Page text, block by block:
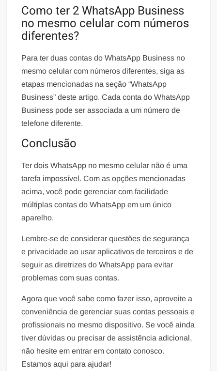
Como ter 2 WhatsApp Business
no mesmo celular com números
diferentes?
Para ter duas contas do WhatsApp Business no
mesmo celular com números diferentes, siga as
etapas mencionadas na seção “WhatsApp
Business” deste artigo. Cada conta do WhatsApp
Business pode ser associada a um número de
telefone diferente.
Conclusão
Ter dois WhatsApp no mesmo celular não é uma
tarefa impossível. Com as opções mencionadas
acima, você pode gerenciar com facilidade
múltiplas contas do WhatsApp em um único
aparelho.
Lembre-se de considerar questões de segurança
e privacidade ao usar aplicativos de terceiros e de
seguir as diretrizes do WhatsApp para evitar
problemas com suas contas.
Agora que você sabe como fazer isso, aproveite a
conveniência de gerenciar suas contas pessoais e
profissionais no mesmo dispositivo. Se você ainda
tiver dúvidas ou precisar de assistência adicional,
não hesite em entrar em contato conosco.
Estamos aqui para ajudar!